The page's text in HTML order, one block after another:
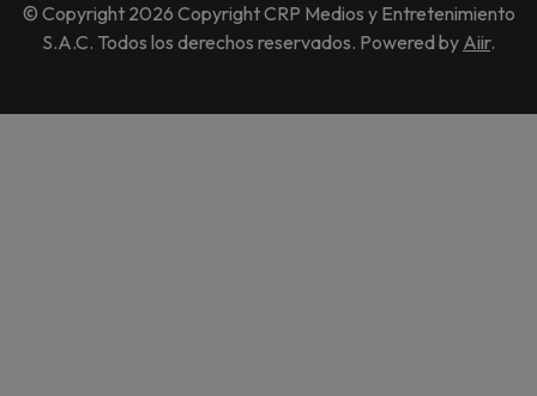
© Copyright 2026 Copyright CRP Medios y Entretenimiento
S.A.C. Todos los derechos reservados. Powered by Aiir.